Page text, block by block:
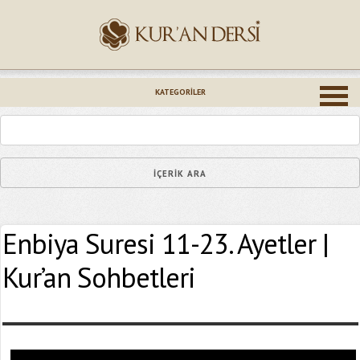
KATEGORILER
Enbiya Suresi 11-23. Ayetler |
Kur’an Sohbetleri
Epostanız (*)
Yaşadığınız Hatanın Ayrıntıları